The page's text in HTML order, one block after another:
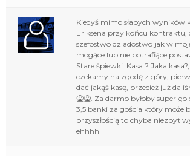
Kiedyś mimo słabych wyników
Eriksena przy końcu kontraktu,
szefostwo dziadostwo jak w
mogące lub nie potrafiące
Stare śpiewki: Kasa ? Jaka
czekamy na zgodę z góry,
dać jakąś kasę, przecież już
🤮🤮. Za darmo byłoby super
3,5 banki za gościa który może
przyszłością to chyba niezbyt
ehhhh